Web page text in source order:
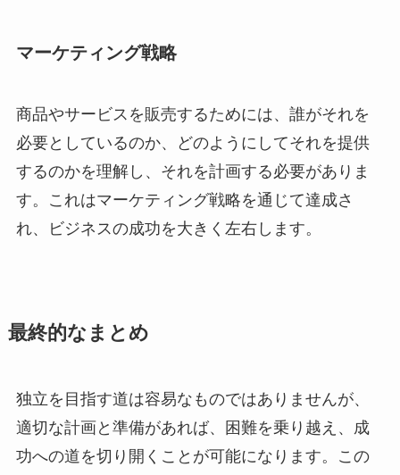
マーケティング戦略
商品やサービスを販売するためには、誰がそれを
必要としているのか、どのようにしてそれを提供
するのかを理解し、それを計画する必要がありま
す。これはマーケティング戦略を通じて達成さ
れ、ビジネスの成功を大きく左右します。
最終的なまとめ
独立を目指す道は容易なものではありませんが、
適切な計画と準備があれば、困難を乗り越え、成
功への道を切り開くことが可能になります。この